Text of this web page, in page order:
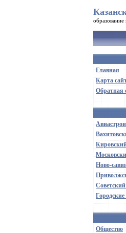
образование
Главная
Карта
Обратная
Ново-
Общество